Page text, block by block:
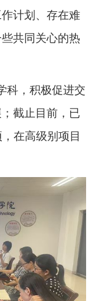
计划、存在难
共同关心的热
科，积极促进交
截止目前，已
在高级别项目